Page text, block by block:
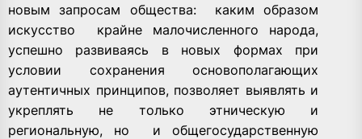
новым запросам общества:
каким образом
искусство
крайне малочисленного народа,
успешно развиваясь в новых формах при
условии сохранения основополагающих
аутентичных принципов, позволяет выявлять и
укреплять не только этническую и
региональную, но
и общегосударственную